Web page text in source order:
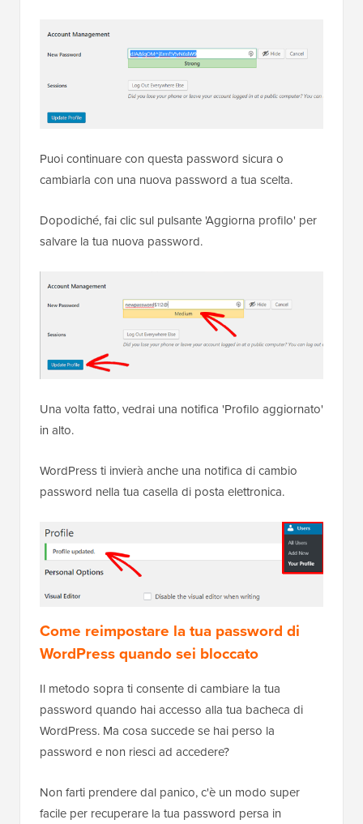
Puoi continuare con questa password sicura o
cambiarla con una nuova password a tua scelta.
Dopodiché, fai clic sul pulsante 'Aggiorna profilo' per
salvare la tua nuova password.
Una volta fatto, vedrai una notifica 'Profilo aggiornato'
in alto.
WordPress ti invierà anche una notifica di cambio
password nella tua casella di posta elettronica.
Come reimpostare la tua password di
WordPress quando sei bloccato
Il metodo sopra ti consente di cambiare la tua
password quando hai accesso alla tua bacheca di
WordPress. Ma cosa succede se hai perso la
password e non riesci ad accedere?
Non farti prendere dal panico, c'è un modo super
facile per recuperare la tua password persa in